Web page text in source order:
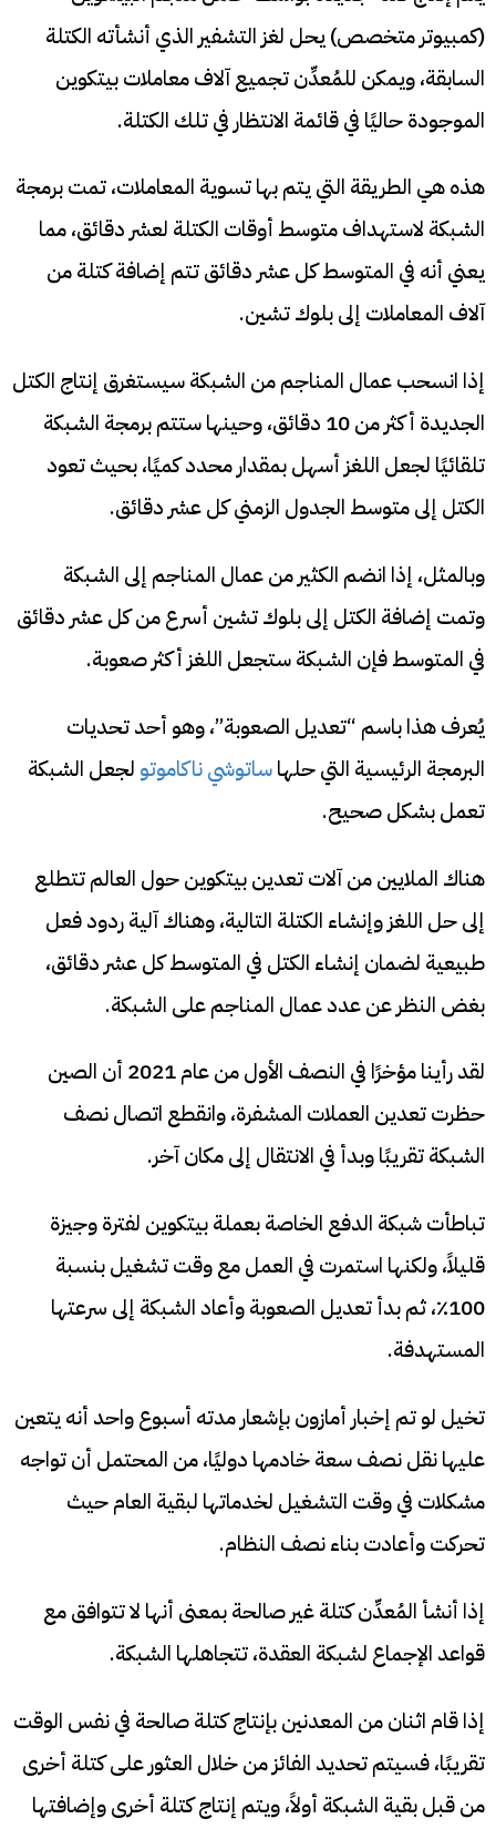
(كمبيوتر متخصص) يحل لغز التشفير الذي أنشأته الكتلة
السابقة، ويمكن للمُعدِّن تجميع آلاف معاملات بيتكوين
الموجودة حاليًا في قائمة الانتظار في تلك الكتلة.
هذه هي الطريقة التي يتم بها تسوية المعاملات، تمت برمجة
الشبكة لاستهداف متوسط ​​أوقات الكتلة لعشر دقائق، مما
يعني أنه في المتوسط ​​كل عشر دقائق تتم إضافة كتلة من
آلاف المعاملات إلى بلوك تشين.
إذا انسحب عمال المناجم من الشبكة سيستغرق إنتاج الكتل
الجديدة أكثر من 10 دقائق، وحينها ستتم برمجة الشبكة
تلقائيًا لجعل اللغز أسهل بمقدار محدد كميًا، بحيث تعود
الكتل إلى متوسط ​​الجدول الزمني كل عشر دقائق.
وبالمثل، إذا انضم الكثير من عمال المناجم إلى الشبكة
وتمت إضافة الكتل إلى بلوك تشين أسرع من كل عشر دقائق
في المتوسط ​​فإن الشبكة ستجعل اللغز أكثر صعوبة.
يُعرف هذا باسم “تعديل الصعوبة”، وهو أحد تحديات
البرمجة الرئيسية التي حلهاساتوشي ناكاموتو لجعل الشبكة
تعمل بشكل صحيح.
هناك الملايين من آلات تعدين بيتكوين حول العالم تتطلع
إلى حل اللغز وإنشاء الكتلة التالية، وهناك آلية ردود فعل
طبيعية لضمان إنشاء الكتل في المتوسط ​​كل عشر دقائق،
بغض النظر عن عدد عمال المناجم على الشبكة.
لقد رأينا مؤخرًا في النصف الأول من عام 2021 أن الصين
حظرت تعدين العملات المشفرة، وانقطع اتصال نصف
الشبكة تقريبًا وبدأ في الانتقال إلى مكان آخر.
تباطأت شبكة الدفع الخاصة بعملة بيتكوين لفترة وجيزة
قليلاً، ولكنها استمرت في العمل مع وقت تشغيل بنسبة
100٪، ثم بدأ تعديل الصعوبة وأعاد الشبكة إلى سرعتها
المستهدفة.
تخيل لو تم إخبار أمازون بإشعار مدته أسبوع واحد أنه يتعين
عليها نقل نصف سعة خادمها دوليًا، من المحتمل أن تواجه
مشكلات في وقت التشغيل لخدماتها لبقية العام حيث
تحركت وأعادت بناء نصف النظام.
إذا أنشأ المُعدِّن كتلة غير صالحة بمعنى أنها لا تتوافق مع
قواعد الإجماع لشبكة العقدة، تتجاهلها الشبكة.
إذا قام اثنان من المعدنين بإنتاج كتلة صالحة في نفس الوقت
تقريبًا، فسيتم تحديد الفائز من خلال العثور على كتلة أخرى
من قبل بقية الشبكة أولاً، ويتم إنتاج كتلة أخرى وإضافتها